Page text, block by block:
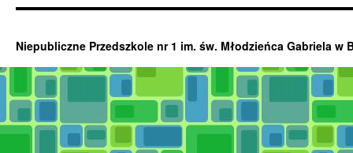
Niepubliczne Przedszkole nr 1 im. św. Młodzieńca Gabriela w